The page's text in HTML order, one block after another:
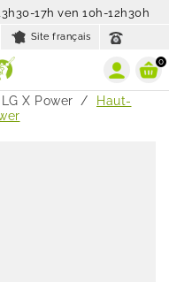
17h ven 10h-12h30h
Site français
0
LG X Power
Haut-